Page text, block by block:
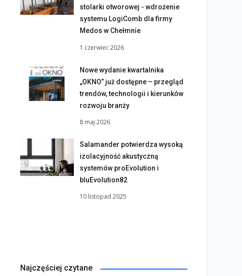
stolarki otworowej - wdrożenie
systemu LogiComb dla firmy
Medos w Chełmnie
1 czerwiec 2026
Nowe wydanie kwartalnika
„OKNO” już dostępne – przegląd
trendów, technologii i kierunków
rozwoju branży
8 maj 2026
Salamander potwierdza wysoką
izolacyjność akustyczną
systemów proEvolution i
bluEvolution82
10 listopad 2025
Najczęściej czytane